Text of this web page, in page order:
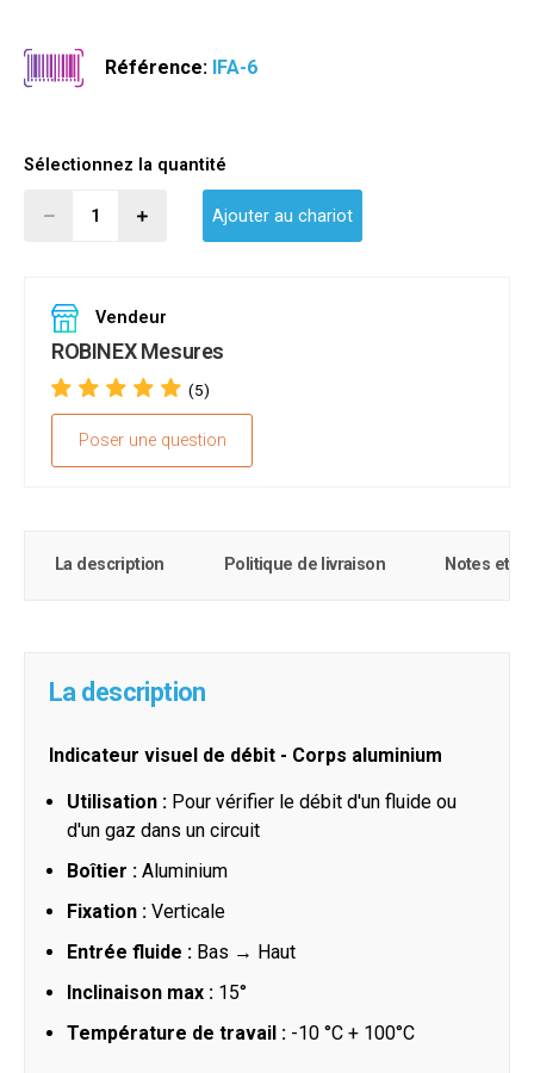
Référence: IFA-6
Sélectionnez la quantité
Ajouter au chariot
Vendeur
ROBINEX Mesures
(5)
Poser une question
La description Politique de livraison Notes et
La description
Indicateur visuel de débit - Corps aluminium
Utilisation : Pour vérifier le débit d'un fluide ou
d'un gaz dans un circuit
Boîtier : Aluminium
Fixation : Verticale
Entrée fluide : Bas → Haut
Inclinaison max : 15°
Température de travail : -10 °C + 100°C